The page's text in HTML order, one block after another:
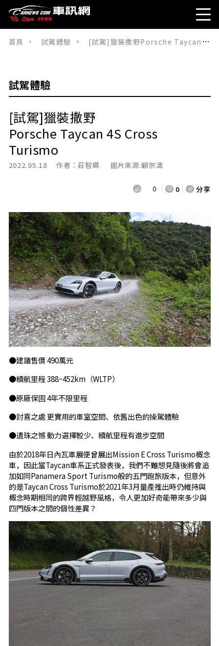
首頁 試駕體驗 [試駕]獵裝撒野Porsche Taycan 4S Cross Turismo
試駕體驗
[試駕]獵裝撒野
Porsche Taycan 4S Cross
Turismo
2022.05.18 作者：莊智顯 圖片來源:顧宗濤
0 0 分享
●建議售價 490萬元
●續航里程 388~452km（WLTP）
●原廠保固 4年不限里程
●討喜之處 更實用的車室空間、依舊出色的操駕體驗
●遺珠之憾 動力選擇較少、續航里程有進步空間
由於2018年日內瓦車展便曾展出Mission E Cross Turismo概念
車，因此當Taycan車系正式發表後，我們不難想見隨後將會追
加如同Panamera Sport Turismo般的五門跑旅版本，但意外
的是Taycan Cross Turismo於2021年3月量產推出時仍維持與
概念時期相同的跨界輕越野風格，令人更加好奇能帶來多少與
四門版本之間的個性差異？